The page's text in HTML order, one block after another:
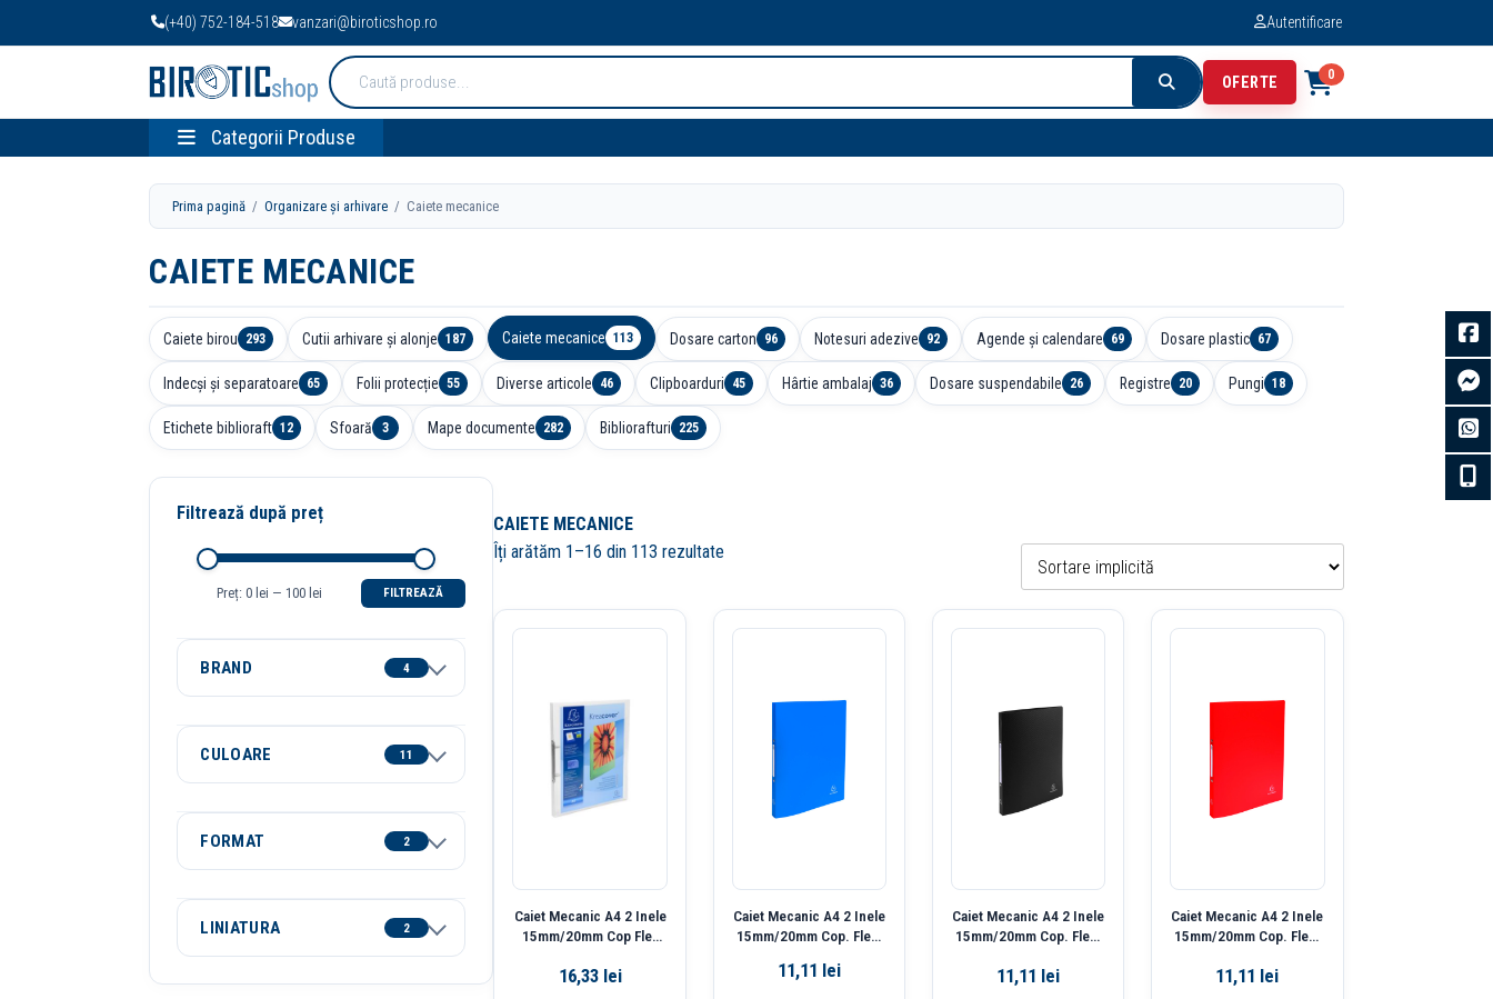
(+40) 752-184-518 vanzari@biroticshop.ro Autentificare
Cauta
produse:
OFERTE 0
Categorii Produse
Prima pagină /Organizare și arhivare / Caiete mecanice
CAIETE MECANICE
Caiete birou 293 Cutii arhivare și alonje 187 Caiete mecanice 113 Dosare carton 96 Notesuri adezive 92 Agende și calendare 69 Dosare plastic 67
Indecși și separatoare 65 Folii protecție 55 Diverse articole 46 Clipboarduri 45 Hârtie ambalaj 36 Dosare suspendabile 26 Registre 20 Pungi 18
Etichete biblioraft 12 Sfoară 3 Mape documente 282 Bibliorafturi 225
CAIETE MECANICE
Îți arătăm 1–16 din 113 rezultate
Caiet Mecanic A4 2 Inele
15mm/20mm Cop Flex
16,33 lei
Caiet Mecanic A4 2 Inele
15mm/20mm Cop. Flex.
11,11 lei
Caiet Mecanic A4 2 Inele
15mm/20mm Cop. Flex.
11,11 lei
Caiet Mecanic A4 2 Inele
15mm/20mm Cop. Flex.
11,11 lei
Filtrează după preț
minim
maxim
FILTREAZĂ
Preț: 0 lei — 100 lei
BRAND 4
CULOARE 11
FORMAT 2
LINIATURA 2